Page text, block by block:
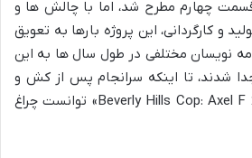
قسمت چهارم مطرح شد، اما با چالش ها و
و کارگردانی، این پروژه بارها به تعویق
نویسان مختلفی در طول سال ها به این
شدند، تا اینکه سرانجام پس از کش و
قوس های فراوان، «Beverly Hills Cop: Axel F 2024» توانست چراغ